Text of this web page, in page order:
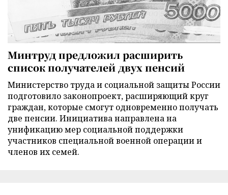
Минтруд предложил расширить
список получателей двух пенсий
Министерство труда и социальной защиты России
подготовило законопроект, расширяющий круг
граждан, которые смогут одновременно получать
две пенсии. Инициатива направлена на
унификацию мер социальной поддержки
участников специальной военной операции и
членов их семей.